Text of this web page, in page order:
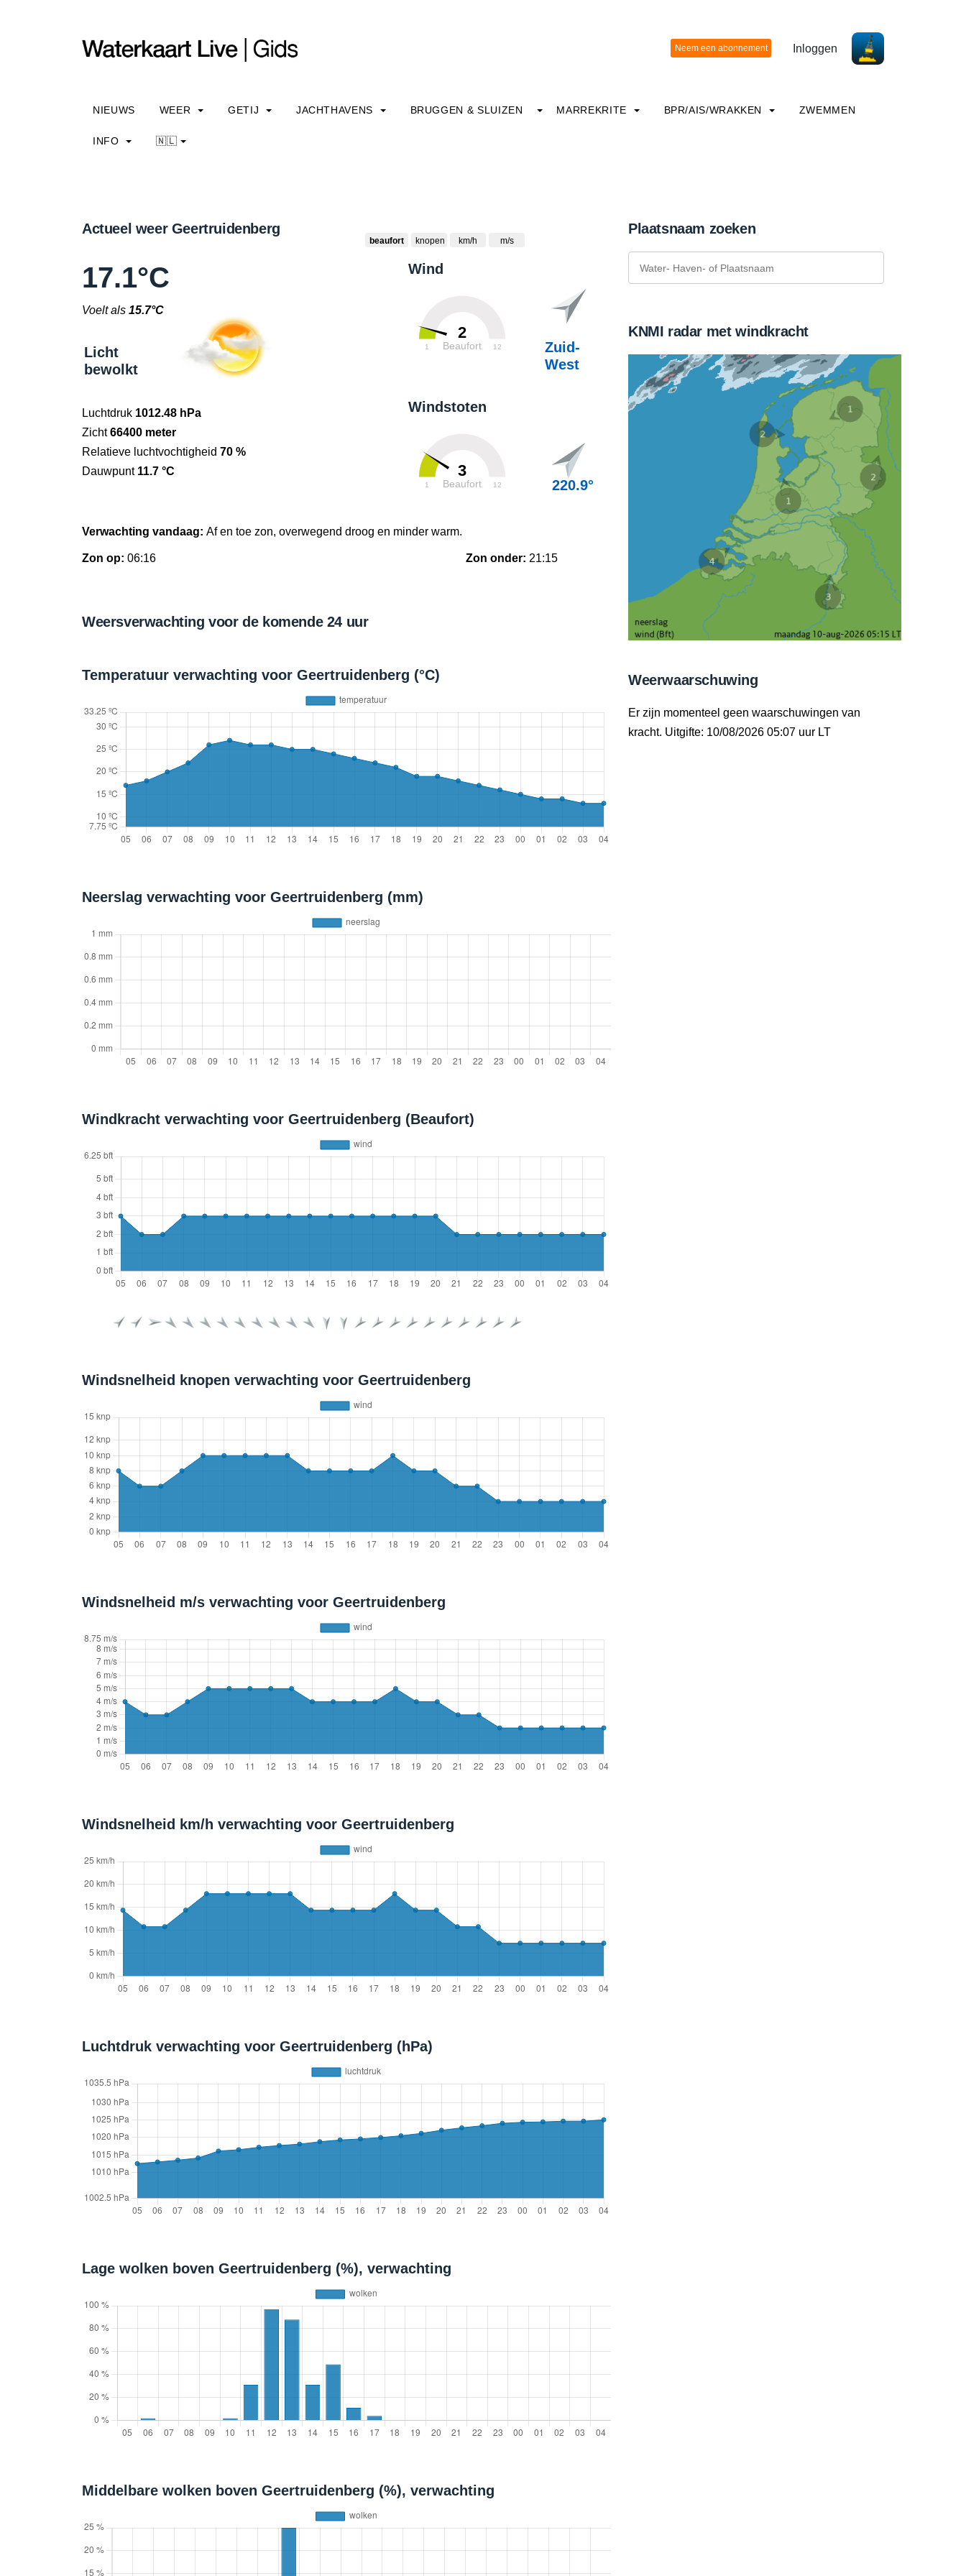
Inloggen
NIEUWS WEER GETIJ JACHTHAVENS BRUGGEN & SLUIZEN MARREKRITE BPR/AIS/WRAKKEN ZWEMMEN
INFO 🇳🇱
Actueel weer Geertruidenberg
beaufort knopen km/h m/s
Wind
2
Beaufort
1 12
Zuid-
West
Windstoten
3
Beaufort
1 12 220.9°
17.1°C
Voelt als 15.7°C
Licht
bewolkt
Luchtdruk 1012.48 hPa
Zicht66400 meter
Relatieve luchtvochtigheid 70 %
Dauwpunt 11.7 °C
Verwachting vandaag: Af en toe zon, overwegend droog en minder warm.
Zon op: 06:16 Zon onder: 21:15
Weersverwachting voor de komende 24 uur
Temperatuur verwachting voor Geertruidenberg (°C)
Neerslag verwachting voor Geertruidenberg (mm)
Windkracht verwachting voor Geertruidenberg (Beaufort)
Windsnelheid knopen verwachting voor Geertruidenberg
Windsnelheid m/s verwachting voor Geertruidenberg
Windsnelheid km/h verwachting voor Geertruidenberg
Luchtdruk verwachting voor Geertruidenberg (hPa)
Lage wolken boven Geertruidenberg (%), verwachting
Middelbare wolken boven Geertruidenberg (%), verwachting
Plaatsnaam zoeken
KNMI radar met windkracht
Weerwaarschuwing
Er zijn momenteel geen waarschuwingen van
kracht. Uitgifte: 10/08/2026 05:07 uur LT